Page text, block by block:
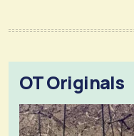
OT Originals